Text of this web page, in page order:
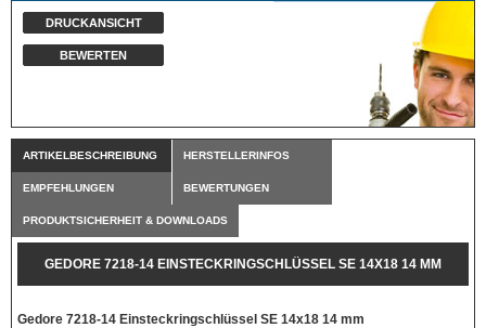
DRUCKANSICHT
BEWERTEN
ARTIKELBESCHREIBUNG HERSTELLERINFOS
EMPFEHLUNGEN BEWERTUNGEN
PRODUKTSICHERHEIT & DOWNLOADS
GEDORE 7218-14 EINSTECKRINGSCHLÜSSEL SE 14X18 14 MM
Gedore 7218-14 Einsteckringschlüssel SE 14x18 14 mm